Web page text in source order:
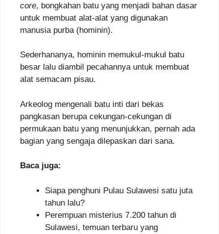
core, bongkahan batu yang menjadi bahan dasar
untuk membuat alat-alat yang digunakan
manusia purba (hominin).
Sederhananya, hominin memukul-mukul batu
besar lalu diambil pecahannya untuk membuat
alat semacam pisau.
Arkeolog mengenali batu inti dari bekas
pangkasan berupa cekungan-cekungan di
permukaan batu yang menunjukkan, pernah ada
bagian yang sengaja dilepaskan dari sana.
Baca juga:
Siapa penghuni Pulau Sulawesi satu juta
tahun lalu?
Perempuan misterius 7.200 tahun di
Sulawesi, temuan terbaru yang